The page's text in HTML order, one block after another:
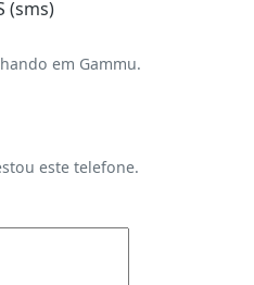
(sms)
em Gammu.
este telefone.